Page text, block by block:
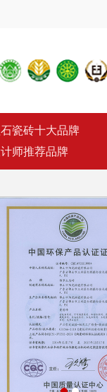
瓷砖十大品牌
师推荐品牌